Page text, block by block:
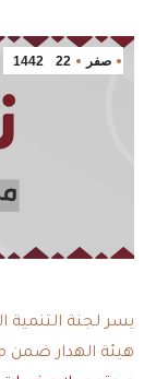
صفر 22
1442
يسر لجنة التنمية
هيئة الهدار